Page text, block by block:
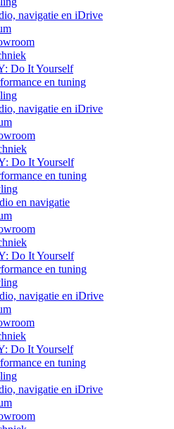
navigatie en iDrive
Do It Yourself
en tuning
navigatie en iDrive
Do It Yourself
en tuning
en navigatie
Do It Yourself
en tuning
navigatie en iDrive
Do It Yourself
en tuning
navigatie en iDrive